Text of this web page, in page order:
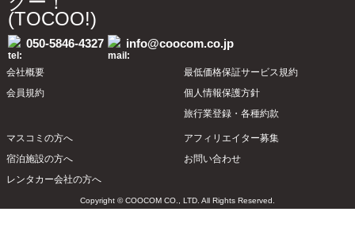
050-5846-4327 info@coocom.co.jp
会社概要
会員規約
最低価格保証サービス規約
個人情報保護方針
旅行業登録・各種約款
マスコミの方へ
宿泊施設の方へ
レンタカー会社の方へ
アフィリエイター募集
お問い合わせ
Copyright © COOCOM CO., LTD. All Rights Reserved.